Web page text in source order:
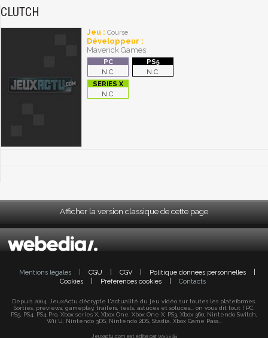
CLUTCH
Jeu : Course
Développeur :
Maverick Games
N.C. N.C.
N.C.
Afficher la version classique de cette page
Mentions légales CGU CGV Politique données personnelles
Cookies
Préférences cookies Contacts
Depuis 2004, JeuxActu décrypte l'actualité du jeu vidéo sur toutes les plateformes.
Sorties, previews, gameplay, trailers, tests, astuces et soluces... on vous dit tout ! PC,
PS5, PS4, PS4 Pro, Xbox series X, Xbox One, Xbox One X, PS3, Xbox 360, Nintendo Switch,
Wii U, Nintendo 3DS, Nintendo 2DS, Stadia, Xbox Game Pass...
Jeuxactu.com est édité par Webedia